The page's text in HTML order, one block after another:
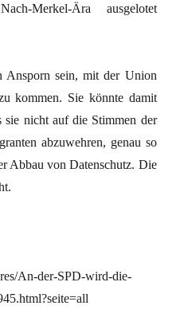
Merkel-Ära ausgelotet
Ansporn sein, mit der Union
kommen. Sie könnte damit
sie nicht auf die Stimmen der
abzuwehren, genau so
Abbau von Datenschutz. Die
An-der-SPD-wird-die-